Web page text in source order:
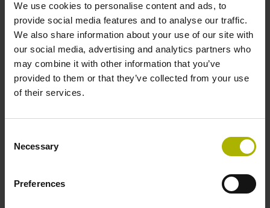
We use cookies to personalise content and ads, to
provide social media features and to analyse our traffic.
We also share information about your use of our site with
our social media, advertising and analytics partners who
may combine it with other information that you’ve
provided to them or that they’ve collected from your use
of their services.
Selection
Necessary
Preferences
bzw. 11
Inkrementale Schnittstelle am Ausgang (TTL)